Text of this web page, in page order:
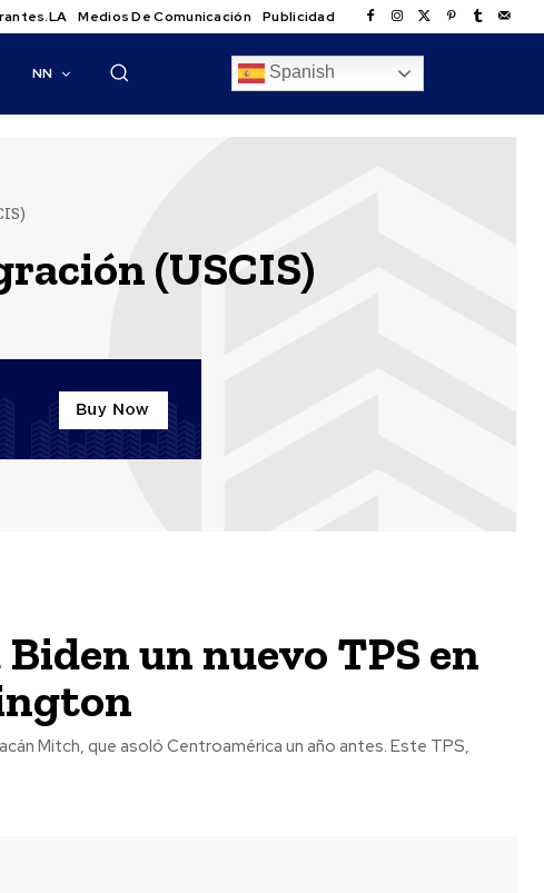
Medios De Comunicación Publicidad
NN
(USCIS)
un nuevo TPS en
Spanish